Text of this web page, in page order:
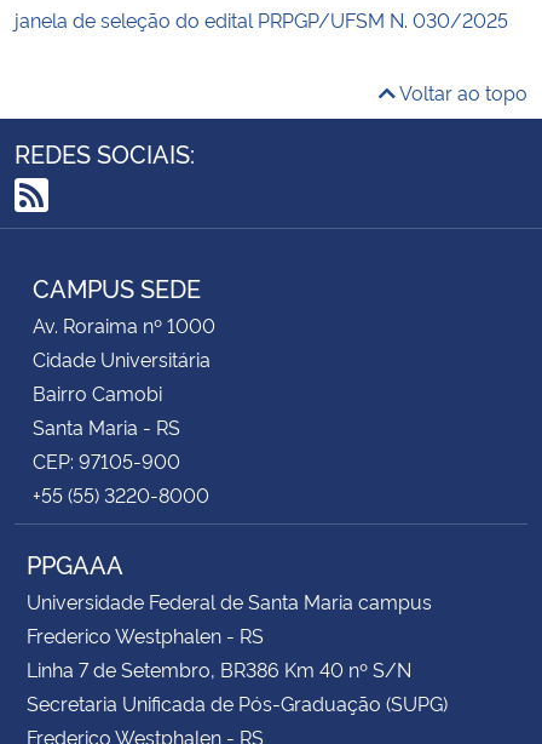
janela de seleção do edital PRPGP/UFSM N. 030/2025
Voltar ao topo
REDES SOCIAIS:
RSS
CAMPUS SEDE
Av. Roraima nº 1000
Cidade Universitária
Bairro Camobi
Santa Maria - RS
CEP: 97105-900
+55 (55) 3220-8000
PPGAAA
Universidade Federal de Santa Maria campus
Frederico Westphalen - RS
Linha 7 de Setembro, BR386 Km 40 nº S/N
Secretaria Unificada de Pós-Graduação (SUPG)
Frederico Westphalen - RS